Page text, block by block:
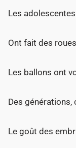
Les
Ont fait des
Les ballons ont
Des générations,
Le goût des